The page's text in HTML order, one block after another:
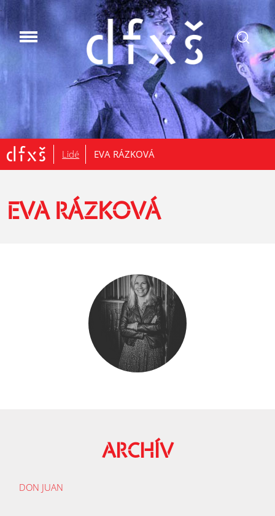
.
Lidé EVA RÁZKOVÁ
EVA RÁZKOVÁ
ARCHÍV
DON JUAN